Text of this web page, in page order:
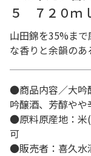
５ ７２０ｍ
山田錦を35%ま
な香りと余韻のあ
●商品内容／大
吟醸酒、芳醇や
●原料原産地：
可
●販売者：喜久水